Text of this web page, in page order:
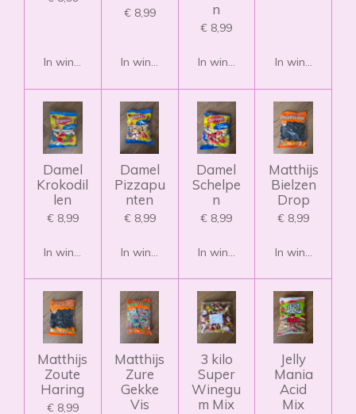
In winkelwagen
€ 8,99
In winkelwagen
n
€ 8,99
In winkelwagenIn winkelwagen
Damel
Krokodil
len
€ 8,99
In winkelwagen
Damel
Pizzapu
nten
€ 8,99
In winkelwagen
Damel
Schelpe
n
€ 8,99
In winkelwagen
Matthijs
Bielzen
Drop
€ 8,99
In winkelwagen
Matthijs
Zoute
Haring
€ 8,99
Matthijs
Zure
Gekke
Vis
3 kilo
Super
Winegu
m Mix
Jelly
Mania
Acid
Mix